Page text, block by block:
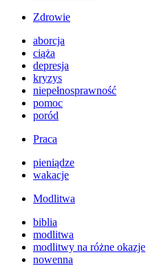
Zdrowie
aborcja
ciąża
depresja
kryzys
niepełnosprawność
pomoc
poród
Praca
pieniądze
wakacje
Modlitwa
biblia
modlitwa
modlitwy na różne okazje
nowenna